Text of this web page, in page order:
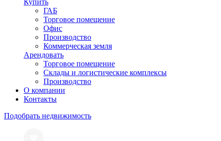
Купить
ГАБ
Торговое помещение
Офис
Производство
Коммерческая земля
Арендовать
Торговое помещение
Склады и логистические комплексы
Производство
О компании
Контакты
Подобрать недвижимость